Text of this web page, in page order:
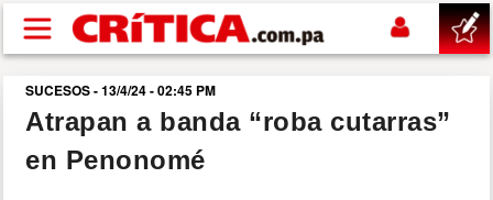
Pasar al contenido principal
buscar
SUCESOS
SUCESOS - 13/4/24 - 02:45 PM
Atrapan a banda “roba cutarras”
en Penonomé